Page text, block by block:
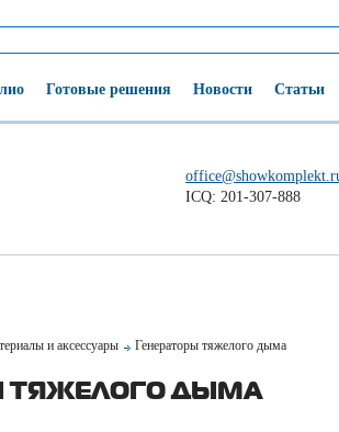
Готовые решения Новости Статьи
ICQ: 201-307-888
и аксессуары Генераторы тяжелого дыма
ТЯЖЕЛОГО ДЫМА